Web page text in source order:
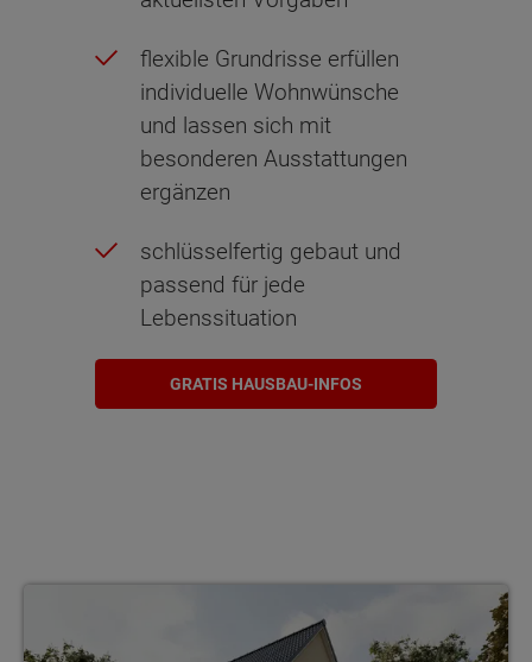
flexible Grundrisse erfüllen
individuelle Wohnwünsche
und lassen sich mit
besonderen Ausstattungen
ergänzen
schlüsselfertig gebaut und
passend für jede
Lebenssituation
GRATIS HAUSBAU-INFOS